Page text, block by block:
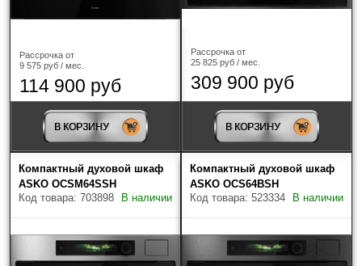
Рассрочка от
9 575 руб / мес.
114 900 руб
В КОРЗИНУ
Рассрочка от
25 825 руб / мес.
309 900 руб
В КОРЗИНУ
Компактный духовой шкаф
ASKO OCSM64SSH
Код товара: 703898
В наличии
Компактный духовой шкаф
ASKO OCS64BSH
Код товара: 523334
В наличии